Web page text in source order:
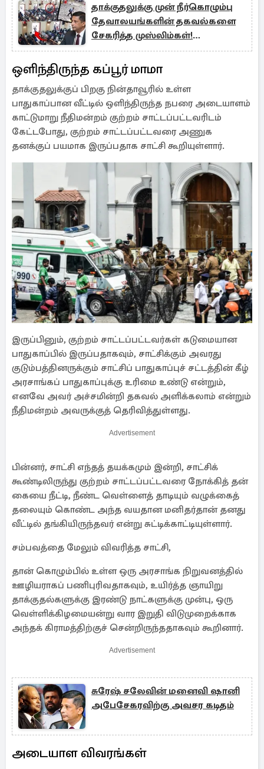
தாக்குதலுக்கு முன் நீர்கொழும்பு
தேவாலயங்களின் தகவல்களை
சேகரித்த முஸ்லிம்கள்!
பின்னணியில் சலே
ஒளிந்திருந்த கப்பூர் மாமா
தாக்குதலுக்குப் பிறகு நின்தாவூரில் உள்ள
பாதுகாப்பான வீட்டில் ஒளிந்திருந்த நபரை அடையாளம்
காட்டுமாறு நீதிமன்றம் குற்றம் சாட்டப்பட்டவரிடம்
கேட்டபோது, ​​குற்றம் சாட்டப்பட்டவரை அணுக
தனக்குப் பயமாக இருப்பதாக சாட்சி கூறியுள்ளார்.
இருப்பினும், குற்றம் சாட்டப்பட்டவர்கள் கடுமையான
பாதுகாப்பில் இருப்பதாகவும், சாட்சிக்கும் அவரது
குடும்பத்தினருக்கும் சாட்சிப் பாதுகாப்புச் சட்டத்தின் கீழ்
அரசாங்கப் பாதுகாப்புக்கு உரிமை உண்டு என்றும்,
எனவே அவர் அச்சமின்றி தகவல் அளிக்கலாம் என்றும்
நீதிமன்றம் அவருக்குத் தெரிவித்துள்ளது.
Advertisement
பின்னர், சாட்சி எந்தத் தயக்கமும் இன்றி, சாட்சிக்
கூண்டிலிருந்து குற்றம் சாட்டப்பட்டவரை நோக்கித் தன்
கையை நீட்டி, நீண்ட வெள்ளைத் தாடியும் வழுக்கைத்
தலையும் கொண்ட அந்த வயதான மனிதர்தான் தனது
வீட்டில் தங்கியிருந்தவர் என்று சுட்டிக்காட்டியுள்ளார்.
சம்பவத்தை மேலும் விவரித்த சாட்சி,
தான் கொழும்பில் உள்ள ஒரு அரசாங்க நிறுவனத்தில்
ஊழியராகப் பணிபுரிவதாகவும், உயிர்த்த ஞாயிறு
தாக்குதல்களுக்கு இரண்டு நாட்களுக்கு முன்பு, ஒரு
வெள்ளிக்கிழமையன்று வார இறுதி விடுமுறைக்காக
அந்தக் கிராமத்திற்குச் சென்றிருந்ததாகவும் கூறினார்.
Advertisement
சுரேஷ் சலேவின் மனைவி ஷானி
அபேசேகரவிற்கு அவசர கடிதம்
அடையாள விவரங்கள்